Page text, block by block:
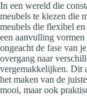
In een wereld die
meubels te kiezen die
meubels die flexibel
een aanvulling
ongeacht de fase van
overgang naar
vergemakkelijken. Dit
het maken van de
mooi, maar ook